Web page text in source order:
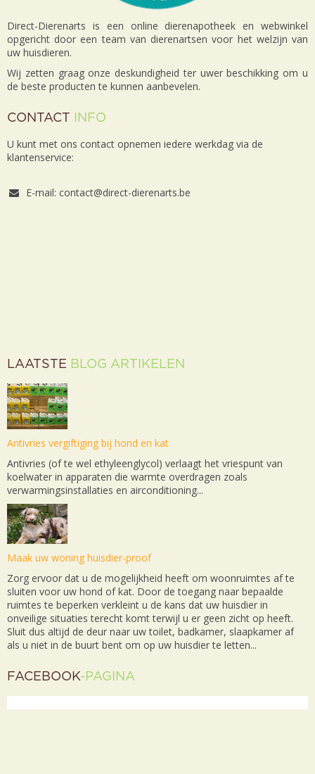
Direct-Dierenarts is een online dierenapotheek en webwinkel
opgericht door een team van dierenartsen voor het welzijn van
uw huisdieren.
Wij zetten graag onze deskundigheid ter uwer beschikking om u
de beste producten te kunnen aanbevelen.
CONTACT INFO
U kunt met ons contact opnemen iedere werkdag via de
klantenservice:
E-mail: contact@direct-dierenarts.be
LAATSTE BLOG ARTIKELEN
Antivries vergiftiging bij hond en kat
Antivries (of te wel ethyleenglycol) verlaagt het vriespunt van
koelwater in apparaten die warmte overdragen zoals
verwarmingsinstallaties en airconditioning...
Maak uw woning huisdier-proof
Zorg ervoor dat u de mogelijkheid heeft om woonruimtes af te
sluiten voor uw hond of kat. Door de toegang naar bepaalde
ruimtes te beperken verkleint u de kans dat uw huisdier in
onveilige situaties terecht komt terwijl u er geen zicht op heeft.
Sluit dus altijd de deur naar uw toilet, badkamer, slaapkamer af
als u niet in de buurt bent om op uw huisdier te letten...
FACEBOOK-PAGINA